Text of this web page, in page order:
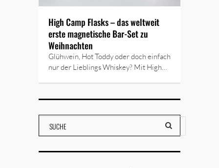
High Camp Flasks – das weltweit
erste magnetische Bar-Set zu
Weihnachten
Glühwein, Hot Toddy oder doch einfach
nur der Lieblings Whiskey? Mit High…